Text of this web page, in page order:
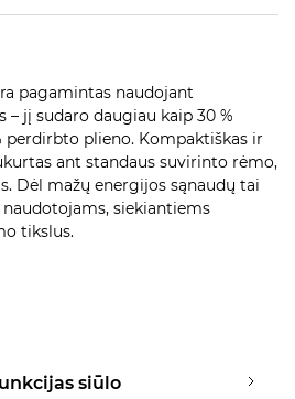
pagamintas naudojant
– jį sudaro daugiau kaip 30 %
perdirbto plieno. Kompaktiškas ir
ant standaus suvirinto rėmo,
Dėl mažų energijos sąnaudų tai
siekiantiems
tikslus.
siūlo